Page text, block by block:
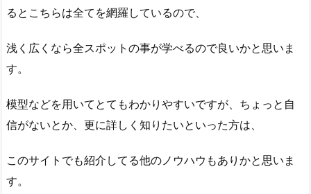
るとこちらは全てを網羅しているので、
浅く広くなら全スポットの事が学べるので良いかと思いま
す。
模型などを用いてとてもわかりやすいですが、ちょっと自
信がないとか、更に詳しく知りたいといった方は、
このサイトでも紹介してる他のノウハウもありかと思いま
す。